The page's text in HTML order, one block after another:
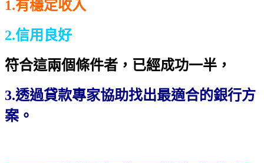
1.有穩定收入
2.信用良好
符合這兩個條件者，已經成功一半，
3.透過貸款專家協助找出最適合的銀行方
案。